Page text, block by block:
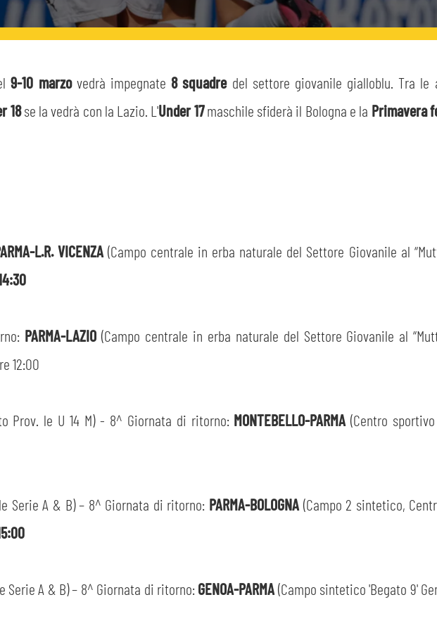
9-10 marzo vedrà impegnate 8 squadredel settore giovanile gialloblu. Tra le
18se la vedrà con la Lazio. L'Under 17maschile sfiderà il Bologna e la Primavera
L.R. VICENZA(Campo centrale in erba naturale del Settore Giovanile al
PARMA-LAZIO (Campo centrale in erba naturale del Settore Giovanile al
12:00
Prov. le U 14 M) - 8^ Giornata di ritorno: MONTEBELLO-PARMA(Centro
Serie A & B) – 8^ Giornata di ritorno: PARMA-BOLOGNA (Campo 2 sintetico,
Serie A & B) – 8^ Giornata di ritorno:GENOA-PARMA(Campo sintetico 'Begato 9'